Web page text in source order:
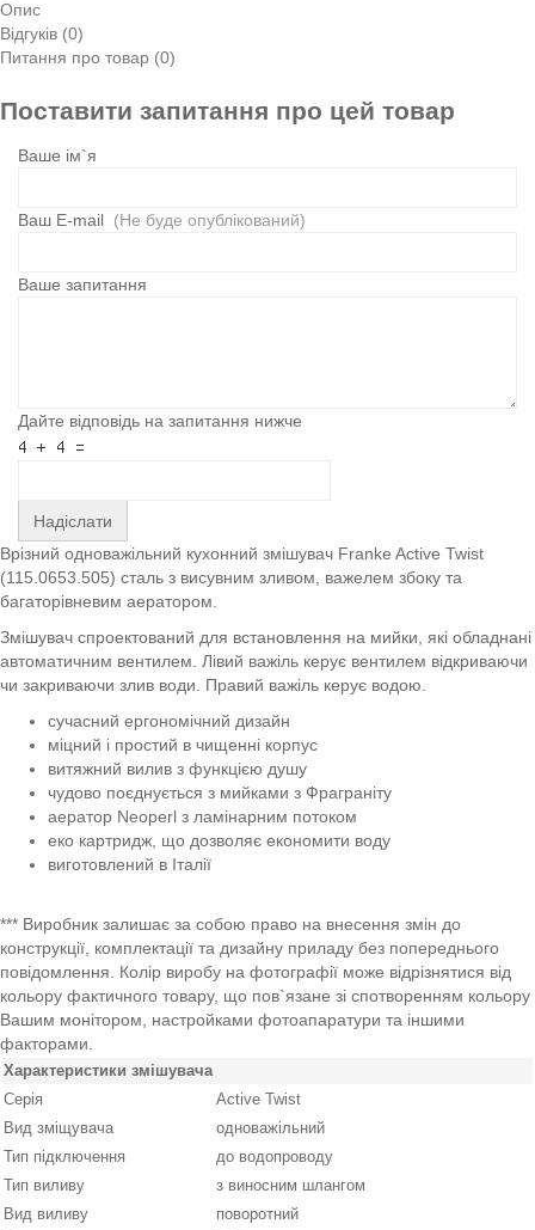
Опис
Відгуків (0)
Питання про товар (0)
Поставити запитання про цей товар
Ваше ім`я
Ваш E-mail (Не буде опублікований)
Ваше запитання
Дайте відповідь на запитання нижче
Надіслати
Врізний одноважільний кухонний змішувач Franke Active Twist
(115.0653.505) сталь з висувним зливом, важелем збоку та
багаторівневим аератором.
Змішувач спроектований для встановлення на мийки, які обладнані
автоматичним вентилем. Лівий важіль керує вентилем відкриваючи
чи закриваючи злив води. Правий важіль керує водою.
сучасний ергономічний дизайн
міцний і простий в чищенні корпус
витяжний вилив з функцією душу
чудово поєднується з мийками з Фраграніту
аератор Neoperl з ламінарним потоком
еко картридж, що дозволяє економити воду
виготовлений в Італії
*** Виробник залишає за собою право на внесення змін до
конструкції, комплектації та дизайну приладу без попереднього
повідомлення. Колір виробу на фотографії може відрізнятися від
кольору фактичного товару, що пов`язане зі спотворенням кольору
Вашим монітором, настройками фотоапаратури та іншими
факторами.
Характеристики змішувача
Серія
Active Twist
Вид зміщувача
одноважільний
Тип підключення
до водопроводу
Тип виливу
з виносним шлангом
Вид виливу
поворотний